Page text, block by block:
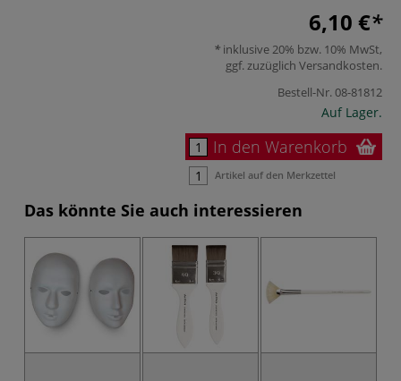
6,10 €
inklusive 20% bzw. 10% MwSt,
ggf. zuzüglich Versandkosten.
Bestell-Nr.08-81812
Auf Lager.
In den Warenkorb
Artikel auf den Merkzettel
Das könnte Sie auch interessieren